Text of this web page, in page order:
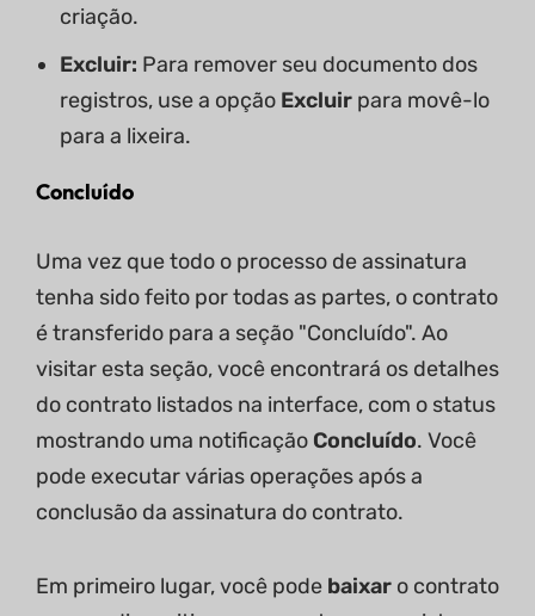
criação.
Excluir: Para remover seu documento dos
registros, use a opção Excluir para movê-lo
para a lixeira.
Concluído
Uma vez que todo o processo de assinatura
tenha sido feito por todas as partes, o contrato
é transferido para a seção "Concluído". Ao
visitar esta seção, você encontrará os detalhes
do contrato listados na interface, com o status
mostrando uma notificação Concluído. Você
pode executar várias operações após a
conclusão da assinatura do contrato.
Em primeiro lugar, você pode baixar o contrato